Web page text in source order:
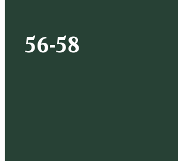
56-58